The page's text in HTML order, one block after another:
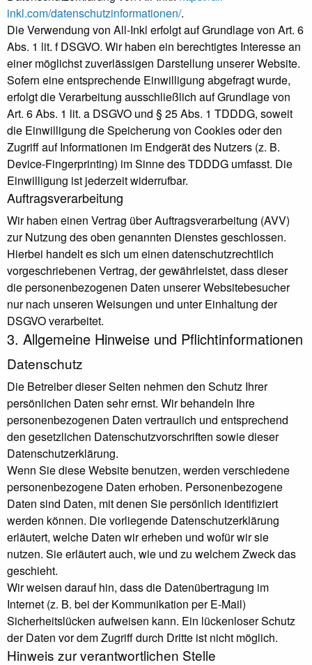
inkl.com/datenschutzinformationen/.
Die Verwendung von All-Inkl erfolgt auf Grundlage von Art. 6
Abs. 1 lit. f DSGVO. Wir haben ein berechtigtes Interesse an
einer möglichst zuverlässigen Darstellung unserer Website.
Sofern eine entsprechende Einwilligung abgefragt wurde,
erfolgt die Verarbeitung ausschließlich auf Grundlage von
Art. 6 Abs. 1 lit. a DSGVO und § 25 Abs. 1 TDDDG, soweit
die Einwilligung die Speicherung von Cookies oder den
Zugriff auf Informationen im Endgerät des Nutzers (z. B.
Device-Fingerprinting) im Sinne des TDDDG umfasst. Die
Einwilligung ist jederzeit widerrufbar.
Auftragsverarbeitung
Wir haben einen Vertrag über Auftragsverarbeitung (AVV)
zur Nutzung des oben genannten Dienstes geschlossen.
Hierbei handelt es sich um einen datenschutzrechtlich
vorgeschriebenen Vertrag, der gewährleistet, dass dieser
die personenbezogenen Daten unserer Websitebesucher
nur nach unseren Weisungen und unter Einhaltung der
DSGVO verarbeitet.
3. Allgemeine Hinweise und Pflicht­informationen
Datenschutz
Die Betreiber dieser Seiten nehmen den Schutz Ihrer
persönlichen Daten sehr ernst. Wir behandeln Ihre
personenbezogenen Daten vertraulich und entsprechend
den gesetzlichen Datenschutzvorschriften sowie dieser
Datenschutzerklärung.
Wenn Sie diese Website benutzen, werden verschiedene
personenbezogene Daten erhoben. Personenbezogene
Daten sind Daten, mit denen Sie persönlich identifiziert
werden können. Die vorliegende Datenschutzerklärung
erläutert, welche Daten wir erheben und wofür wir sie
nutzen. Sie erläutert auch, wie und zu welchem Zweck das
geschieht.
Wir weisen darauf hin, dass die Datenübertragung im
Internet (z. B. bei der Kommunikation per E-Mail)
Sicherheitslücken aufweisen kann. Ein lückenloser Schutz
der Daten vor dem Zugriff durch Dritte ist nicht möglich.
Hinweis zur verantwortlichen Stelle